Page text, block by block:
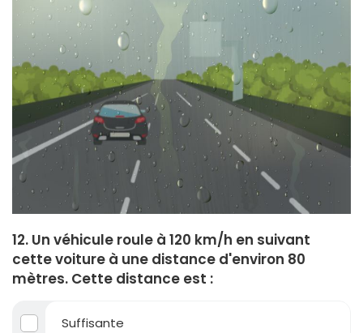
12. Un véhicule roule à 120 km/h en suivant
cette voiture à une distance d'environ 80
mètres. Cette distance est :
Suffisante